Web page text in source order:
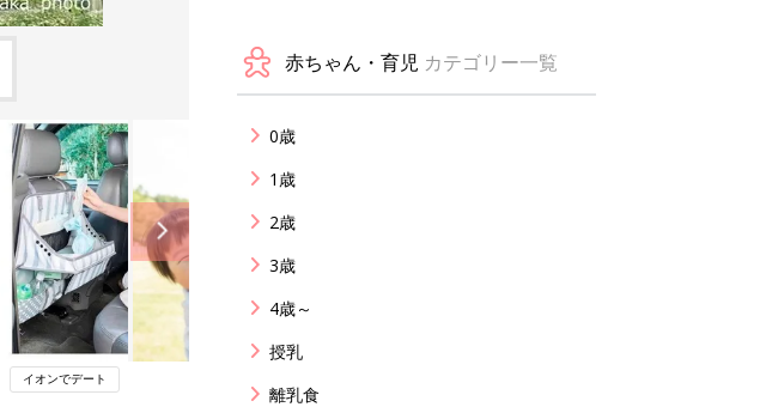
イオンでデート
赤ちゃん・育児 カテゴリー一覧
0歳
1歳
2歳
3歳
4歳～
授乳
離乳食